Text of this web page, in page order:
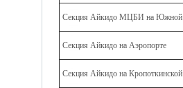
Секция Айкидо МЦБИ на Южной
Секция Айкидо на Аэропорте
Секция Айкидо на Кропоткинской